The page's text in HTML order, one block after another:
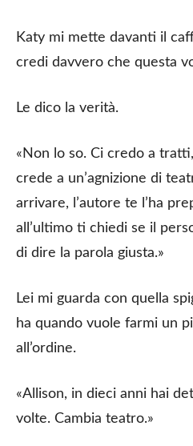
Katy mi mette davanti il
credi davvero che questa
Le dico la verità.
«Non lo so. Ci credo a
crede a un’agnizione di
arrivare, l’autore te l’ha
all’ultimo ti chiedi se il
di dire la parola giusta.»
Lei mi guarda con quella
ha quando vuole farmi un
all’ordine.
«Allison, in dieci anni hai
volte. Cambia teatro.»